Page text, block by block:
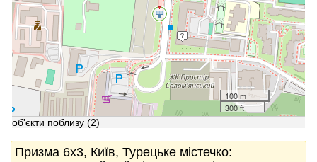
100 m
300 ft
об'єкти поблизу (2)
Призма 6x3, Київ, Турецьке містечко: